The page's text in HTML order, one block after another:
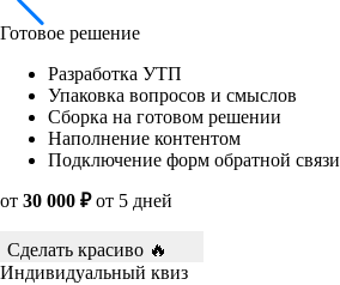
Готовое решение
Разработка УТП
Упаковка вопросов и смыслов
Сборка на готовом решении
Наполнение контентом
Подключение форм обратной связи
от 30 000 ₽от 5 дней
Сделать красиво 🔥
Индивидуальный квиз